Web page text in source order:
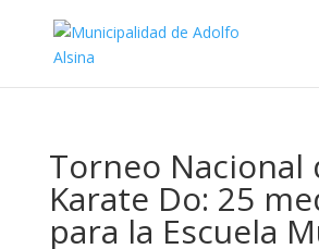
Torneo Nacional
Karate Do: 25
para la Escuela